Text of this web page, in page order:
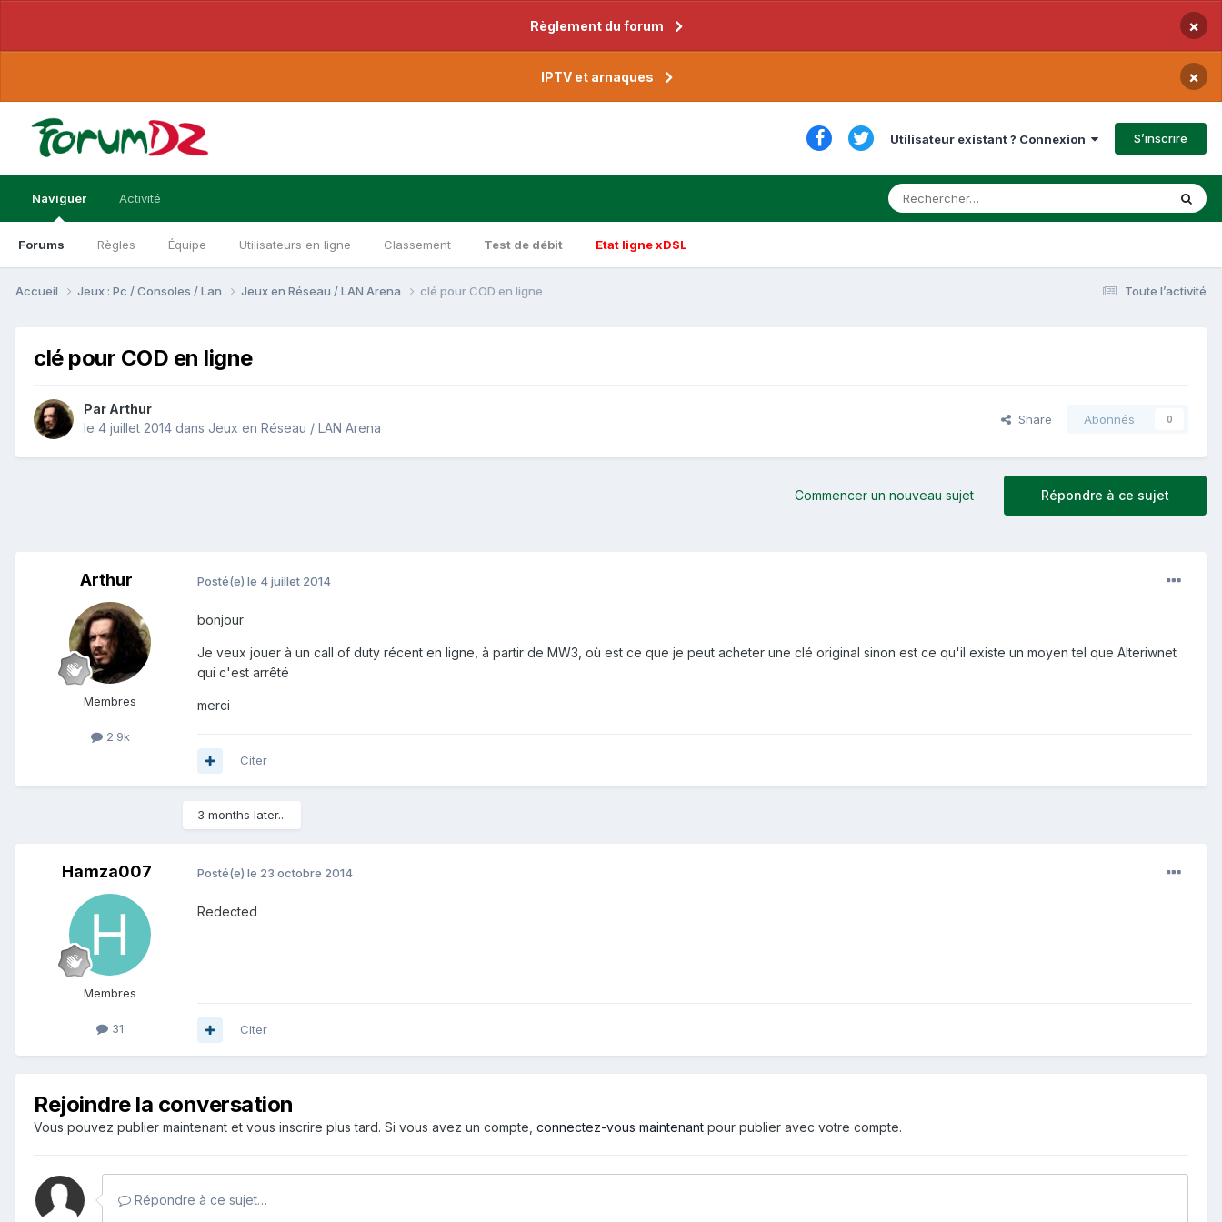
Règlement du forum ×
IPTV et arnaques ×
Utilisateur existant ? Connexion S’inscrire
Naviguer
Forums Règles Équipe Utilisateurs en ligne Classement Test de débit Etat ligne xDSL
Activité
Toute l’activité
Accueil Jeux : Pc / Consoles / Lan Jeux en Réseau / LAN Arena clé pour COD en ligne
clé pour COD en ligne
Par Arthur
le 4 juillet 2014 dans Jeux en Réseau / LAN Arena
Share Abonnés 0
Répondre à ce sujet
Commencer un nouveau sujet
Arthur
Membres
2.9k
Posté(e) le 4 juillet 2014
bonjour
Je veux jouer à un call of duty récent en ligne, à partir de MW3, où est ce que je peut acheter une clé original sinon est ce qu'il existe un moyen tel que Alteriwnet
qui c'est arrêté
merci
Citer
3 months later...
Hamza007
Membres
31
Posté(e) le 23 octobre 2014
Redected
Citer
Rejoindre la conversation
Vous pouvez publier maintenant et vous inscrire plus tard. Si vous avez un compte, connectez-vous maintenant pour publier avec votre compte.
Répondre à ce sujet…